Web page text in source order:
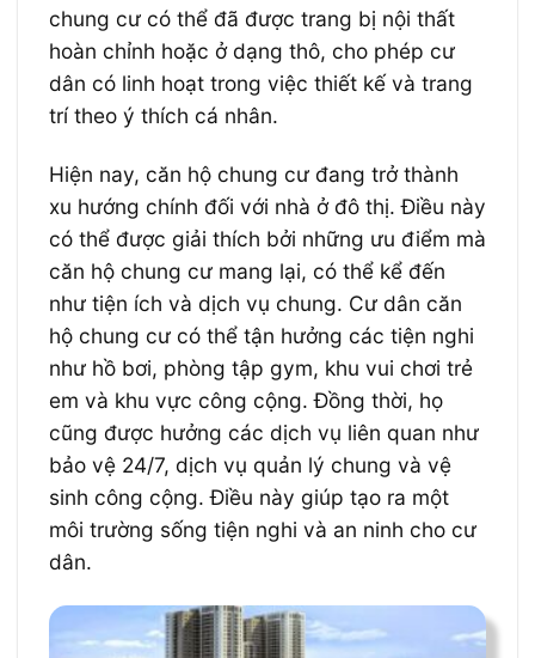
chung cư có thể đã được trang bị nội thất
hoàn chỉnh hoặc ở dạng thô, cho phép cư
dân có linh hoạt trong việc thiết kế và trang
trí theo ý thích cá nhân.
Hiện nay, căn hộ chung cư đang trở thành
xu hướng chính đối với nhà ở đô thị. Điều này
có thể được giải thích bởi những ưu điểm mà
căn hộ chung cư mang lại, có thể kể đến
như tiện ích và dịch vụ chung. Cư dân căn
hộ chung cư có thể tận hưởng các tiện nghi
như hồ bơi, phòng tập gym, khu vui chơi trẻ
em và khu vực công cộng. Đồng thời, họ
cũng được hưởng các dịch vụ liên quan như
bảo vệ 24/7, dịch vụ quản lý chung và vệ
sinh công cộng. Điều này giúp tạo ra một
môi trường sống tiện nghi và an ninh cho cư
dân.